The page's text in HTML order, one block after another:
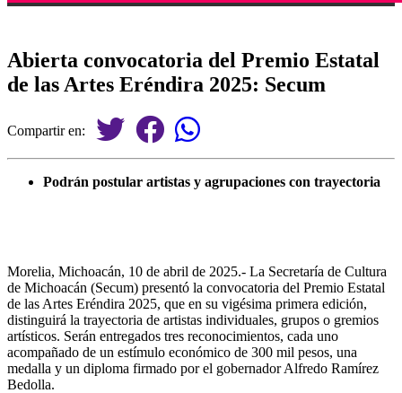
Abierta convocatoria del Premio Estatal
de las Artes Eréndira 2025: Secum
Compartir en:
Podrán postular artistas y agrupaciones con trayectoria
Morelia, Michoacán, 10 de abril de 2025.- La Secretaría de Cultura
de Michoacán (Secum) presentó la convocatoria del Premio Estatal
de las Artes Eréndira 2025, que en su vigésima primera edición,
distinguirá la trayectoria de artistas individuales, grupos o gremios
artísticos. Serán entregados tres reconocimientos, cada uno
acompañado de un estímulo económico de 300 mil pesos, una
medalla y un diploma firmado por el gobernador Alfredo Ramírez
Bedolla.